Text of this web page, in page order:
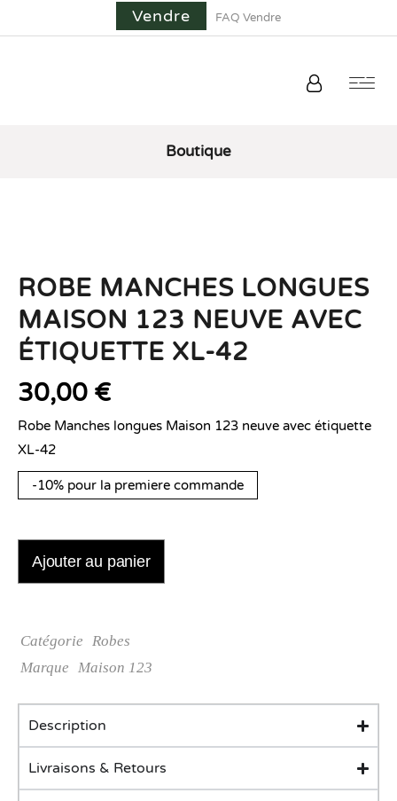
Vendre FAQ Vendre
Boutique
ROBE MANCHES LONGUES
MAISON 123 NEUVE AVEC
ÉTIQUETTE XL-42
30,00 €
Robe Manches longues Maison 123 neuve avec étiquette
XL-42
-10% pour la premiere commande
Ajouter au panier
Catégorie Robes
Marque Maison 123
Description
Livraisons & Retours